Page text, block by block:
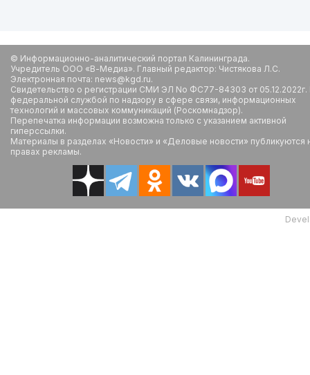
© Информационно-аналитический портал Калининграда.
Учредитель ООО «В-Медиа». Главный редактор: Чистякова Л.С.
Электронная почта: news@kgd.ru.
Свидетельство о регистрации СМИ ЭЛ No ФС77-84303 от
федеральной службой по надзору в сфере связи, информационных
технологий и массовых коммуникаций (Роскомнадзор).
Перепечатка информации возможна только с указанием активной
гиперссылки.
Материалы в разделах «Новости» и «Деловые новости» публикуются
правах рекламы.